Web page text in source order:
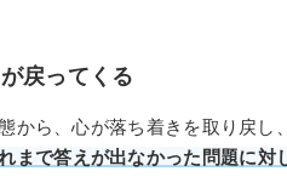
戻ってくる
ら、心が落ち着きを取り戻し
まで答えが出なかった問題に対